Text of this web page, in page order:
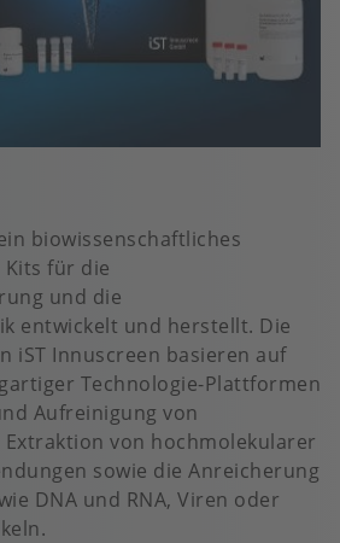
biowissenschaftliches
für die
und die
entwickelt und herstellt. Die
iST Innuscreen basieren auf
Technologie-Plattformen
Aufreinigung von
von hochmolekularer
sowie die Anreicherung
DNA und RNA, Viren oder